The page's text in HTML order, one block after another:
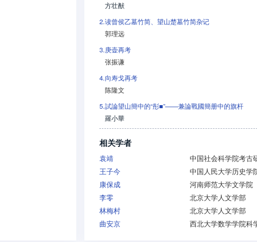
方壮猷
2.读曾侯乙墓竹简、望山楚墓竹简杂记
郭理远
3.庚壶再考
张振谦
4.向寿戈再考
陈隆文
5.試論望山簡中的“彤■”——兼論戰國簡册中的旗杆
羅小華
相关学者
袁靖
王子今
中国人民大学历史学
康保成
河南师范大学文学院
李零
北京大学人文学部
林梅村
北京大学人文学部
曲安京